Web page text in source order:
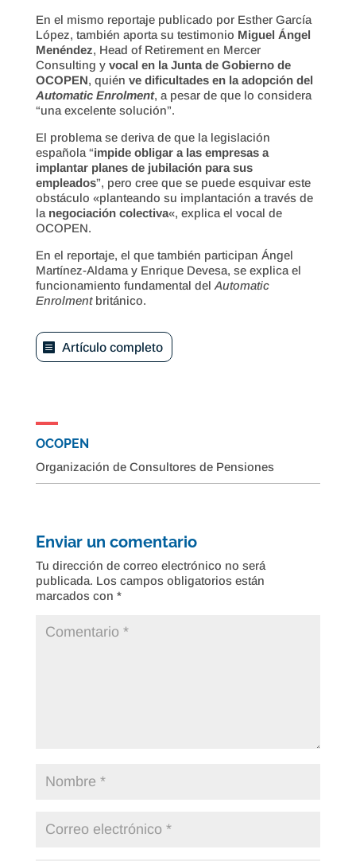
En el mismo reportaje publicado por Esther García
López, también aporta su testimonio Miguel Ángel
Menéndez, Head of Retirement en Mercer
Consulting y vocal en la Junta de Gobierno de
OCOPEN, quién ve dificultades en la adopción del
Automatic Enrolment, a pesar de que lo considera
“una excelente solución”.
El problema se deriva de que la legislación
española “impide obligar a las empresas a
implantar planes de jubilación para sus
empleados”, pero cree que se puede esquivar este
obstáculo «planteando su implantación a través de
la negociación colectiva«, explica el vocal de
OCOPEN.
En el reportaje, el que también participan Ángel
Martínez-Aldama y Enrique Devesa, se explica el
funcionamiento fundamental del Automatic
Enrolmentbritánico.
Artículo completo
OCOPEN
Organización de Consultores de Pensiones
Enviar un comentario
Tu dirección de correo electrónico no será
publicada. Los campos obligatorios están
marcados con *